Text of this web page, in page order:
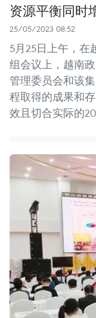
资源平衡同时
25/05/2023 08:52
5月25日上午，在
组会议上，越南
管理委员会和该
程取得的成果和
效且切合实际的